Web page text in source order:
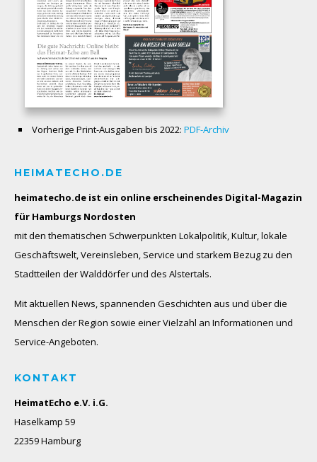
Vorherige Print-Ausgaben bis 2022: PDF-Archiv
HEIMATECHO.DE
heimatecho.de ist ein online erscheinendes Digital-Magazin
für Hamburgs Nordosten
mit den thematischen Schwerpunkten Lokalpolitik, Kultur, lokale
Geschäftswelt, Vereinsleben, Service und starkem Bezug zu den
Stadtteilen der Walddörfer und des Alstertals.
Mit aktuellen News, spannenden Geschichten aus und über die
Menschen der Region sowie einer Vielzahl an Informationen und
Service-Angeboten.
KONTAKT
HeimatEcho e.V. i.G.
Haselkamp 59
22359 Hamburg